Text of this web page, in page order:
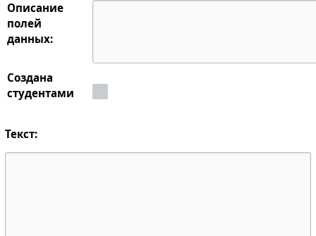
Описание
полей
данных:
Создана
студентами
Текст: